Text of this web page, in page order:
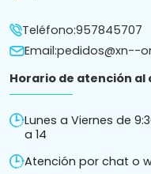
Teléfono:957845707
Email:pedidos@xn--
Horario de atención al
Lunes a Viernes de
a 14
Atención por chat o